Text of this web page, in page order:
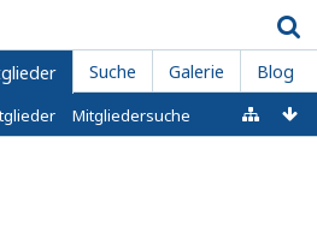
Suche Galerie Blog
Mitgliedersuche